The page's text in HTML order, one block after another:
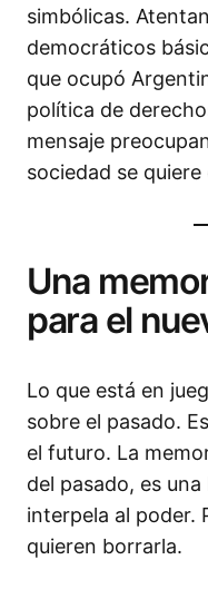
simbólicas.
democráticos
que ocupó
política de
mensaje
sociedad se
Una
para el
Lo que está en
sobre el pasado.
el futuro. La
del pasado, es
interpela al poder.
quieren borrarla.